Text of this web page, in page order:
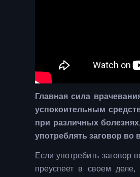
Главная сила
успокоительным
при различных
употреблять заговор во
Если употребить заговор
преуспеет в своем